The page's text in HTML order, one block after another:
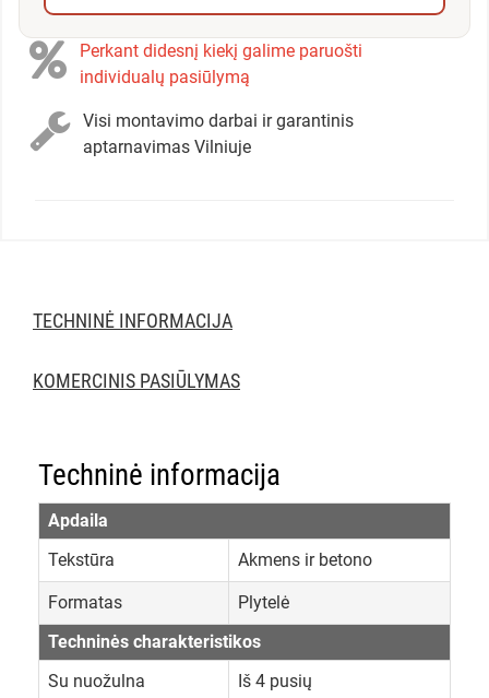
Perkant didesnį kiekį galime paruošti
individualų pasiūlymą
Visi montavimo darbai ir garantinis
aptarnavimas Vilniuje
TECHNINĖ INFORMACIJA
KOMERCINIS PASIŪLYMAS
Techninė informacija
Apdaila
Tekstūra
Akmens ir betono
Formatas
Plytelė
Techninės charakteristikos
Su nuožulna
Iš 4 pusių